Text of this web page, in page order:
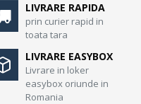
LIVRARE RAPIDA
prin curier rapid in
toata tara
LIVRARE EASYBOX
Livrare in loker
easybox oriunde in
Romania